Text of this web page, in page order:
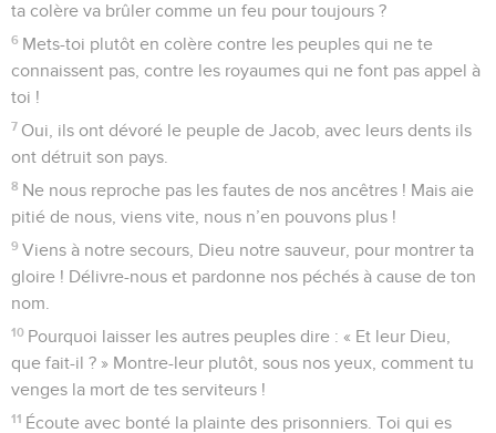
ta colère va brûler comme un feu pour toujours ?
6 Mets-toi plutôt en colère contre les peuples qui ne te
connaissent pas, contre les royaumes qui ne font pas appel à
toi !
7 Oui, ils ont dévoré le peuple de Jacob, avec leurs dents ils
ont détruit son pays.
8 Ne nous reproche pas les fautes de nos ancêtres ! Mais aie
pitié de nous, viens vite, nous n’en pouvons plus !
9 Viens à notre secours, Dieu notre sauveur, pour montrer ta
gloire ! Délivre-nous et pardonne nos péchés à cause de ton
nom.
10 Pourquoi laisser les autres peuples dire : « Et leur Dieu,
que fait-il ? » Montre-leur plutôt, sous nos yeux, comment tu
venges la mort de tes serviteurs !
11 Écoute avec bonté la plainte des prisonniers. Toi qui es